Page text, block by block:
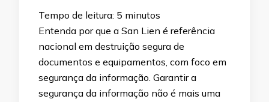
Tempo de leitura: 5 minutos
Entenda por que a San Lien é referência
nacional em destruição segura de
documentos e equipamentos, com foco em
segurança da informação. Garantir a
segurança da informação não é mais uma